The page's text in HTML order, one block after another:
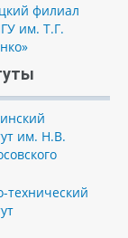
филиал
им. Т.Г.
им. Н.В.
технический